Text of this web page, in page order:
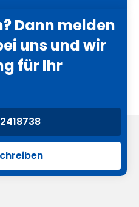
Dann melden
uns und wir
für Ihr